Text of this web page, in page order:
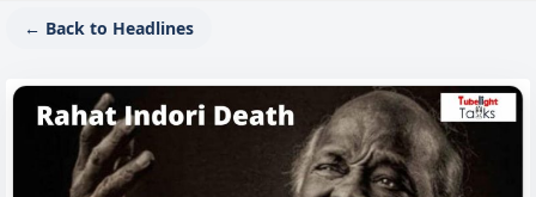
← Back to Headlines